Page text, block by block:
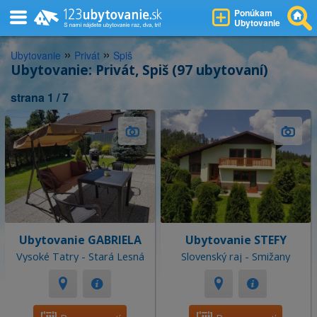
Ponúkam
Ubytovanie
Ubytovanie » Privát » Spiš
Ubytovanie: Privát, Spiš (97 ubytovaní)
strana 1 / 7
Ubytovanie GABRIELA
Vysoké Tatry - Stará Lesná
Ubytovanie STEFY
Slovenský raj - Smižany